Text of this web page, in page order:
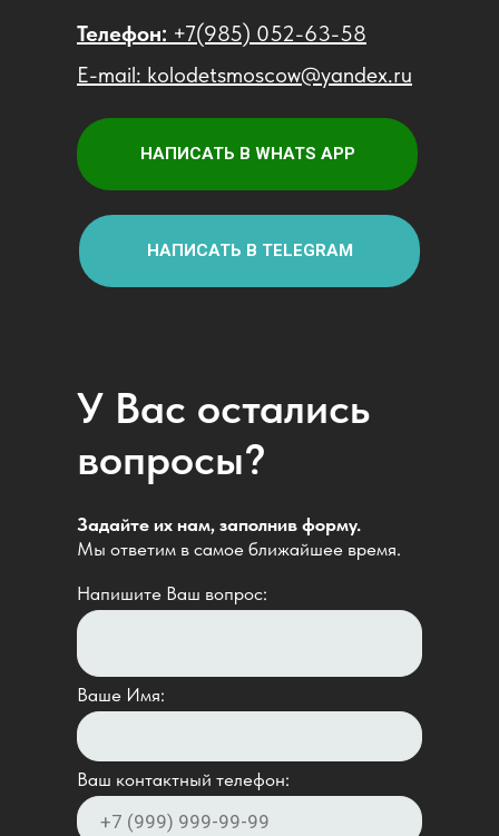
Телефон: +7(985) 052-63-58
НАПИСАТЬ В WHATS APP
НАПИСАТЬ В TELEGRAM
E-mail: kolodetsmoscow@yandex.ru
У Вас остались
вопросы?
Задайте их нам, заполнив форму.
Мы ответим в самое ближайшее время.
Напишите Ваш вопрос:
Ваше Имя:
Ваш контактный телефон: